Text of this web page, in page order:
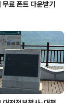
료 폰트 다운받기